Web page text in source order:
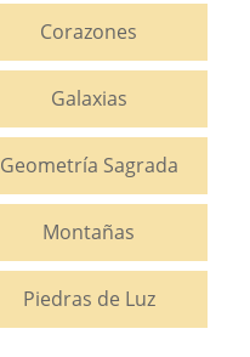
Corazones
Galaxias
Geometría Sagrada
Montañas
Piedras de Luz